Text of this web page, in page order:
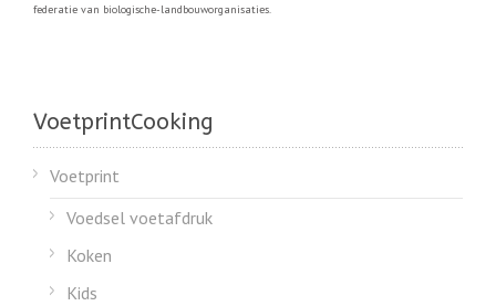
federatie van biologische-landbouworganisaties.
VoetprintCooking
Voetprint
Voedsel voetafdruk
Koken
Kids